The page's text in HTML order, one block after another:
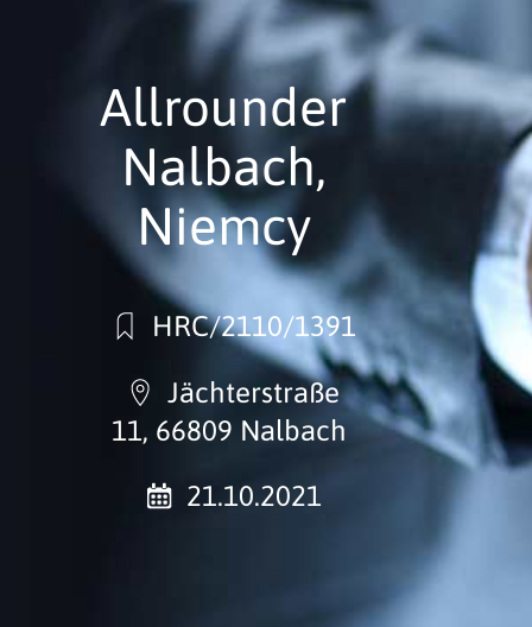
Allrounder
Nalbach,
Niemcy
HRC/2110/1391
Jächterstraße
11, 66809 Nalbach
21.10.2021